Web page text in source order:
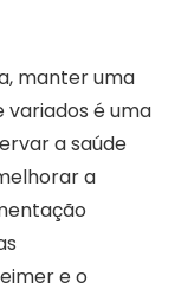
manter uma
é uma
a saúde
a
e o